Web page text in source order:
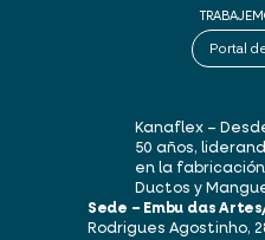
Portal
Kanaflex –
50 años,
en la fabricación
Ductos y
Sede – Embu das
Rodrigues Agostinho,